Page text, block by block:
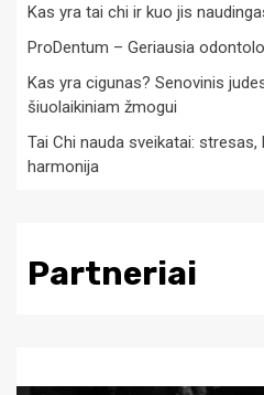
Kas yra tai chi ir kuo jis
ProDentum – Geriausia
Kas yra cigunas? Senovinis
šiuolaikiniam žmogui
Tai Chi nauda sveikatai:
harmonija
Partneriai